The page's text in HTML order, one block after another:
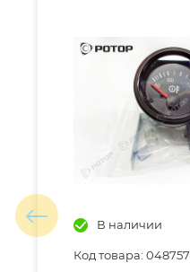
В наличии
Код товара: 048757